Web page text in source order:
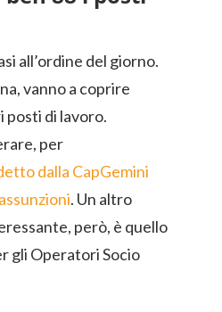
all’ordine del giorno.
vanno a coprire
posti di lavoro.
per
dalla CapGemini
. Un altro
però, è quello
gli Operatori Socio